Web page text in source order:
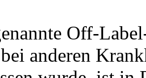
Off-
anderen